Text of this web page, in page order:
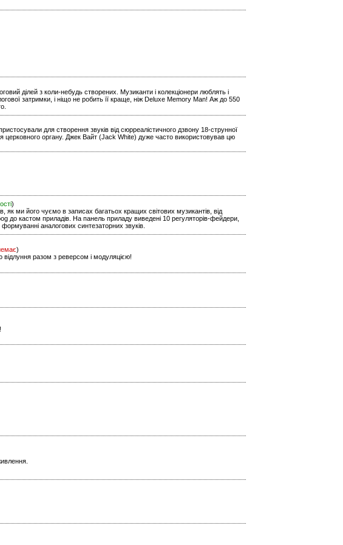
ділей з коли-небудь створених. Музиканти і колекціонери люблять і
затримки, і ніщо не робить її краще, ніж Deluxe Memory Man! Аж до 550
для створення звуків від сюрреалістичного дзвону 18-струнної
церковного органу. Джек Вайт (Jack White) дуже часто використовував цю
)
ми його чуємо в записах багатьох кращих світових музикантів, від
до кастом приладів. На панель приладу виведені 10 регуляторів-фейдери,
аналогових синтезаторних звуків.
)
відлуння разом з реверсом і модуляцією!